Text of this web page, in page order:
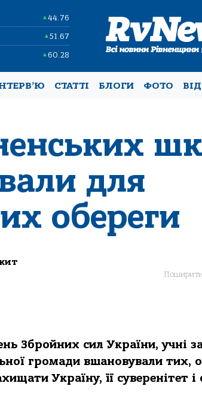
▲44.76
▲51.67
▲60.28
СТАТТІ БЛОГИ ФОТО
для
обереги
Збройних сил України, учні
громади вшановували тих,
Україну, її суверенітет і